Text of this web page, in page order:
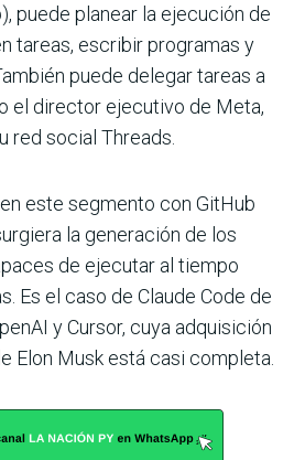
puede planear la ejecución de
tareas, escribir programas y
puede delegar tareas a
el director ejecutivo de Meta,
red social Threads.
este segmento con GitHub
la generación de los
de ejecutar al tiempo
Es el caso de Claude Code de
y Cursor, cuya adquisición
Elon Musk está casi completa.